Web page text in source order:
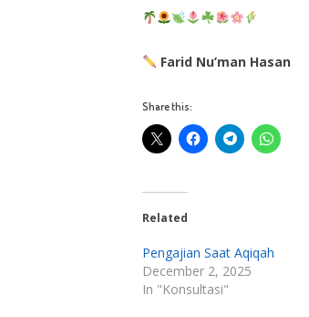
Farid Nu’man Hasan
Share this:
Related
Pengajian Saat Aqiqah
December 2, 2025
In "Konsultasi"